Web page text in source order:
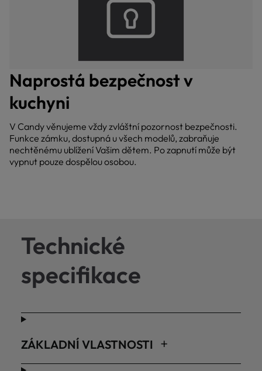
Naprostá bezpečnost v
kuchyni
V Candy věnujeme vždy zvláštní pozornost bezpečnosti.
Funkce zámku, dostupná u všech modelů, zabraňuje
nechtěnému ublížení Vašim dětem. Po zapnutí může být
vypnut pouze dospělou osobou.
Technické
specifikace
ZÁKLADNÍ VLASTNOSTI